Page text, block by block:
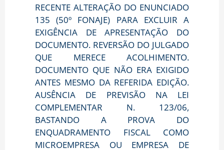
RECENTE ALTERAÇÃO DO ENUNCIADO
135 (50º FONAJE) PARA EXCLUIR A
EXIGÊNCIA DE APRESENTAÇÃO DO
DOCUMENTO. REVERSÃO DO JULGADO
QUE MERECE ACOLHIMENTO.
DOCUMENTO QUE NÃO ERA EXIGIDO
ANTES MESMO DA REFERIDA EDIÇÃO.
AUSÊNCIA DE PREVISÃO NA LEI
COMPLEMENTAR N. 123/06,
BASTANDO A PROVA DO
ENQUADRAMENTO FISCAL COMO
MICROEMPRESA OU EMPRESA DE